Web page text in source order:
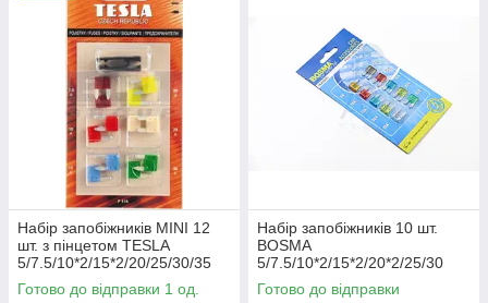
Набір запобіжників MINI 12
шт. з пінцетом TESLA
5/7.5/10*2/15*2/20/25/30/35
Готово до відправки 1 од.
Набір запобіжників 10 шт.
BOSMA
5/7.5/10*2/15*2/20*2/25/30
Готово до відправки